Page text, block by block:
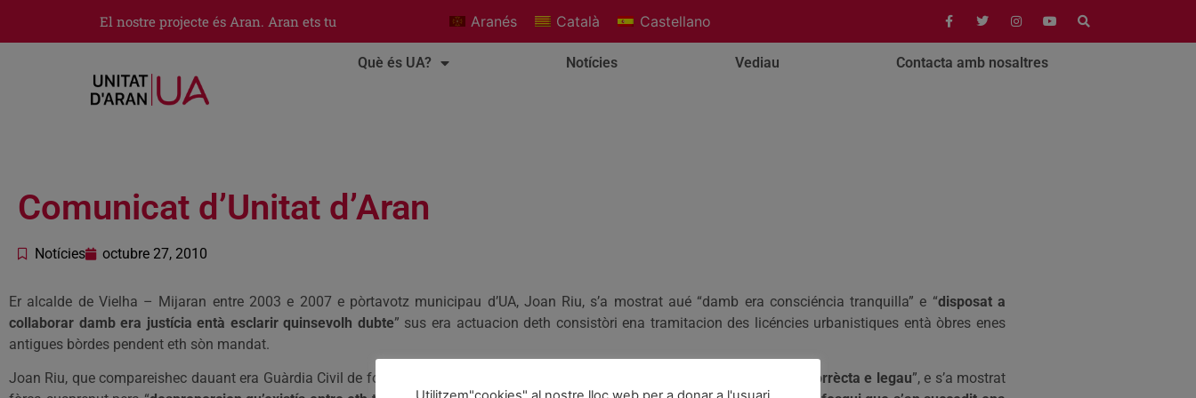
El nostre projecte és Aran. Aran ets tu Aranés Català Castellano
Què és UA? Notícies Vediau Contacta amb nosaltres
Comunicat d’Unitat d’Aran
Notícies octubre 27, 2010
Er alcalde de Vielha – Mijaran entre 2003 e 2007 e pòrtavotz municipau d’UA, Joan Riu, s’a mostrat aué “damb era consciéncia tranquilla” e “disposat a
collaborar damb era justícia entà esclarir quinsevolh dubte” sus era actuacion deth consistòri ena tramitacion des licéncies urbanistiques entà òbres enes
antigues bòrdes pendent eth sòn mandat.
Joan Riu, que compareishec dauant era Guàrdia Civil de forma volentària, a assegurat qu’es autorizacions se dèren “ de forma corrècta e legau”, e s’a mostrat